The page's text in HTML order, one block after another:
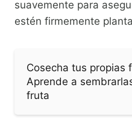
suavemente para
estén firmemente
Cosecha tus propias
Aprende a
fruta